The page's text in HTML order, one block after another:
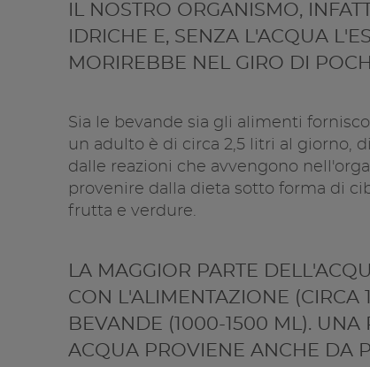
IL NOSTRO ORGANISMO,
IDRICHE E, SENZA L'ACQUA
MORIREBBE NEL GIRO DI
Sia le bevande sia gli alimenti
un adulto è di circa 2,5 litri al giorno,
dalle reazioni che avvengono
provenire dalla dieta sotto forma di
frutta e verdure.
LA MAGGIOR PARTE
CON L'ALIMENTAZIONE (CIRCA
BEVANDE (1000-1500 ML). UNA
ACQUA PROVIENE ANCHE DA